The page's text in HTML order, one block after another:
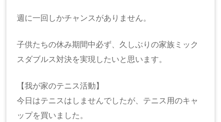
週に一回しかチャンスがありません。
子供たちの休み期間中必ず、久しぶりの家族ミック
スダブルス対決を実現したいと思います。
【我が家のテニス活動】
今日はテニスはしませんでしたが、テニス用のキャ
ップを買いました。